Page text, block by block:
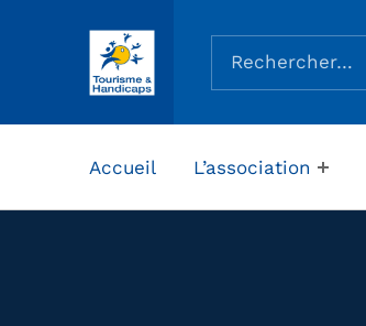
ASSOCIATION TOURISME ET HANDICAPS
Rechercher :
Accueil L’association